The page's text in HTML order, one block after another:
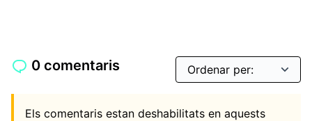
0 comentaris
Els comentaris estan deshabilitats en aquests